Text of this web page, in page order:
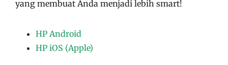
yang membuat Anda menjadi lebih smart!
HP Android
HP iOS (Apple)